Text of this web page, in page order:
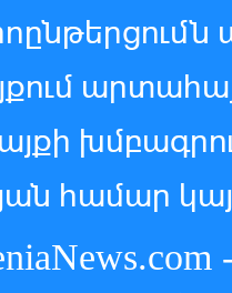
համար